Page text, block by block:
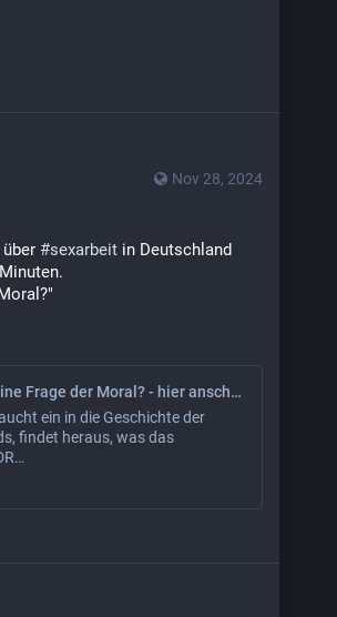
Nov 28, 2024
#sexarbeit in Deutschland
Past Forward: Sex gegen Geld – eine Frage der Moral? - hier anschauen
ein in die Geschichte der
findet heraus, was das